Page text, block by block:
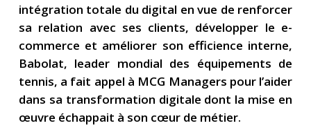
intégration totale du digital en vue de renforcer
sa relation avec ses clients, développer le e-
commerce et améliorer son efficience interne,
Babolat, leader mondial des équipements de
tennis, a fait appel à MCG Managers pour l’aider
dans sa transformation digitale dont la mise en
œuvre échappait à son cœur de métier.